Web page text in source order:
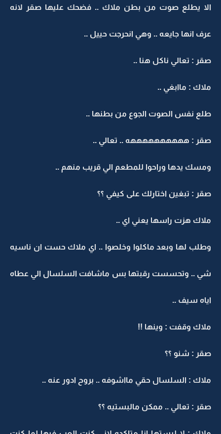
الا يطلع صوت من بطن ملاك .. فضحك عليها صقر لانه
عرف انها جايعه .. وهي انحرجت حييل ..
صقر : تعالي ناكل هنا ..
ملاك : ماابغي ..
طلع نفس الصوت الجوع من بطنها ..
صقر : ههههههههههه .. تعالي ..
ومسك يدها وراحوا للمطعم الي قريب منهم ..
صقر : تبغين اختارلك على كيفي ؟؟
ملاك هزت راسها يعني اي ..
وطلب لها وبعد ماكلوا وخلصوا .. اي ملاك حست ان ناسيه
شي .. وتحسست رقبتها بس ماشافت السلسال الي عطاه
اياه سيف ..
ملاك وقفت : وينها !!
صقر : شنو ؟؟
ملاك : السلسال حقي مااشوفه .. بروح ادور عنه ..
صقر : تعالي .. ممكن مالبستيه ؟؟